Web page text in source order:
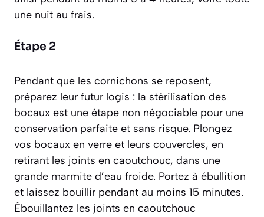
une nuit au frais.
Étape 2
Pendant que les cornichons se reposent,
préparez leur futur logis : la stérilisation des
bocaux est une étape non négociable pour une
conservation parfaite et sans risque. Plongez
vos bocaux en verre et leurs couvercles, en
retirant les joints en caoutchouc, dans une
grande marmite d’eau froide. Portez à ébullition
et laissez bouillir pendant au moins 15 minutes.
Ébouillantez les joints en caoutchouc